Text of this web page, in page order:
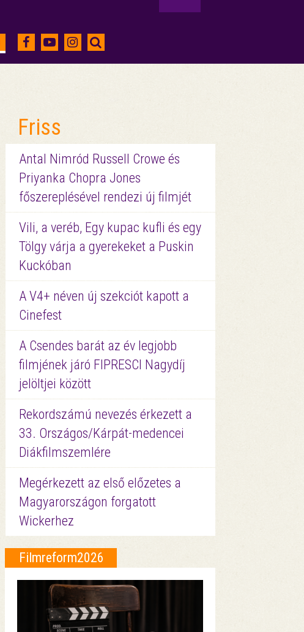
Friss
Antal Nimród Russell Crowe és
Priyanka Chopra Jones
főszereplésével rendezi új filmjét
Vili, a veréb, Egy kupac kufli és egy
Tölgy várja a gyerekeket a Puskin
Kuckóban
A V4+ néven új szekciót kapott a
Cinefest
A Csendes barát az év legjobb
filmjének járó FIPRESCI Nagydíj
jelöltjei között
Rekordszámú nevezés érkezett a
33. Országos/Kárpát-medencei
Diákfilmszemlére
Megérkezett az első előzetes a
Magyarországon forgatott
Wickerhez
Filmreform2026